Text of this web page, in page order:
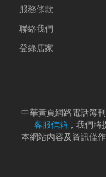
服務條款
聯絡我們
登錄店家
中華黃頁網路電話簿
客服信箱 ，我們
本網站內容及資訊僅